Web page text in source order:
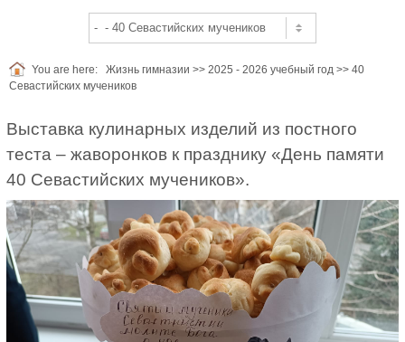
You are here: Жизнь гимназии >> 2025 - 2026 учебный год >> 40
Севастийских мучеников
Выставка кулинарных изделий из постного
теста – жаворонков к празднику «День памяти
40 Севастийских мучеников».